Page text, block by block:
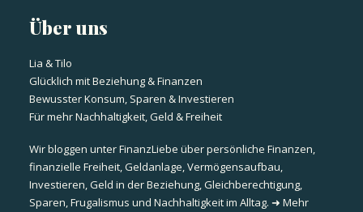
Über uns
Lia & Tilo
Glücklich mit Beziehung & Finanzen
Bewusster Konsum, Sparen & Investieren
Für mehr Nachhaltigkeit, Geld & Freiheit
Wir bloggen unter FinanzLiebe über persönliche Finanzen,
finanzielle Freiheit, Geldanlage, Vermögensaufbau,
Investieren, Geld in der Beziehung, Gleichberechtigung,
Sparen, Frugalismus und Nachhaltigkeit im Alltag. ➜ Mehr